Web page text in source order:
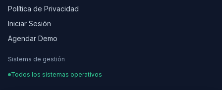
Política de Privacidad
Iniciar Sesión
Agendar Demo
Sistema de gestión
Todos los sistemas operativos